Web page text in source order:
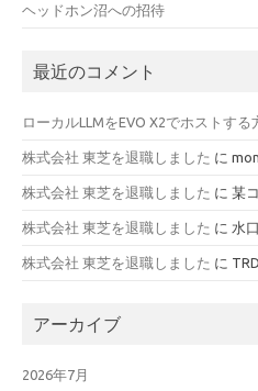
ヘッドホン沼への招待
最近のコメント
ローカルLLMをEVO X2でホストする
株式会社 東芝を退職しました に
株式会社 東芝を退職しました に 某
株式会社 東芝を退職しました に 水
株式会社 東芝を退職しました に
アーカイブ
2026年7月